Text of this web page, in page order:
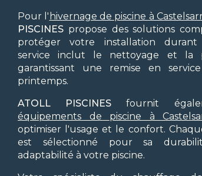
Pour l' hivernage de piscine à
PISCINES propose des solutions
protéger votre installation durant
service inclut le nettoyage et la
garantissant une remise en
printemps.
ATOLL PISCINES fournit
équipements de piscine à
optimiser l'usage et le confort.
est sélectionné pour sa
adaptabilité à votre piscine.